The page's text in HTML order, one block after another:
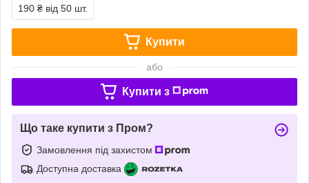
190 ₴ від 50 шт.
Купити
або
Купити з
Що таке купити з Пром?
Замовлення під захистом
Доступна доставка